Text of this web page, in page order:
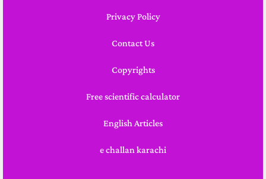
Privacy Policy
Contact Us
Copyrights
Free scientific calculator
English Articles
e challan karachi